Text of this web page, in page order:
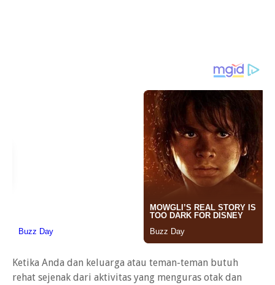
Ketika Anda dan keluarga atau teman-teman butuh
rehat sejenak dari aktivitas yang menguras otak dan